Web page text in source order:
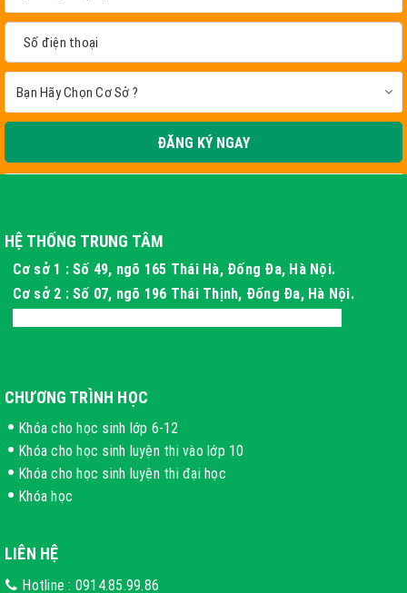
ĐĂNG KÝ NGAY
HỆ THỐNG TRUNG TÂM
Cơ sở 1 : Số 49, ngõ 165 Thái Hà, Đống Đa, Hà Nội.
Cơ sở 2 : Số 07, ngõ 196 Thái Thịnh, Đống Đa, Hà Nội.
CHƯƠNG TRÌNH HỌC
Khóa cho học sinh lớp 6-12
Khóa cho học sinh luyện thi vào lớp 10
Khóa cho học sinh luyện thi đại học
Khóa học
LIÊN HỆ
Hotline : 0914.85.99.86